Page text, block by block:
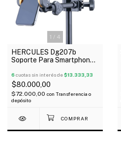
1 / 4
HERCULES Dg207b
Soporte Para Smartphone
6 cuotas sin interés de$13.333,33
$80.000,00
$72.000,00 con Transferencia o
depósito